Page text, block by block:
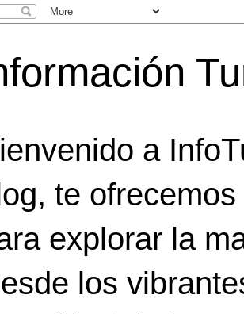
a
te
explorar la
los